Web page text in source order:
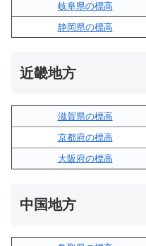
岐阜県の標高
静岡県の標高
近畿地方
滋賀県の標高
京都府の標高
大阪府の標高
中国地方